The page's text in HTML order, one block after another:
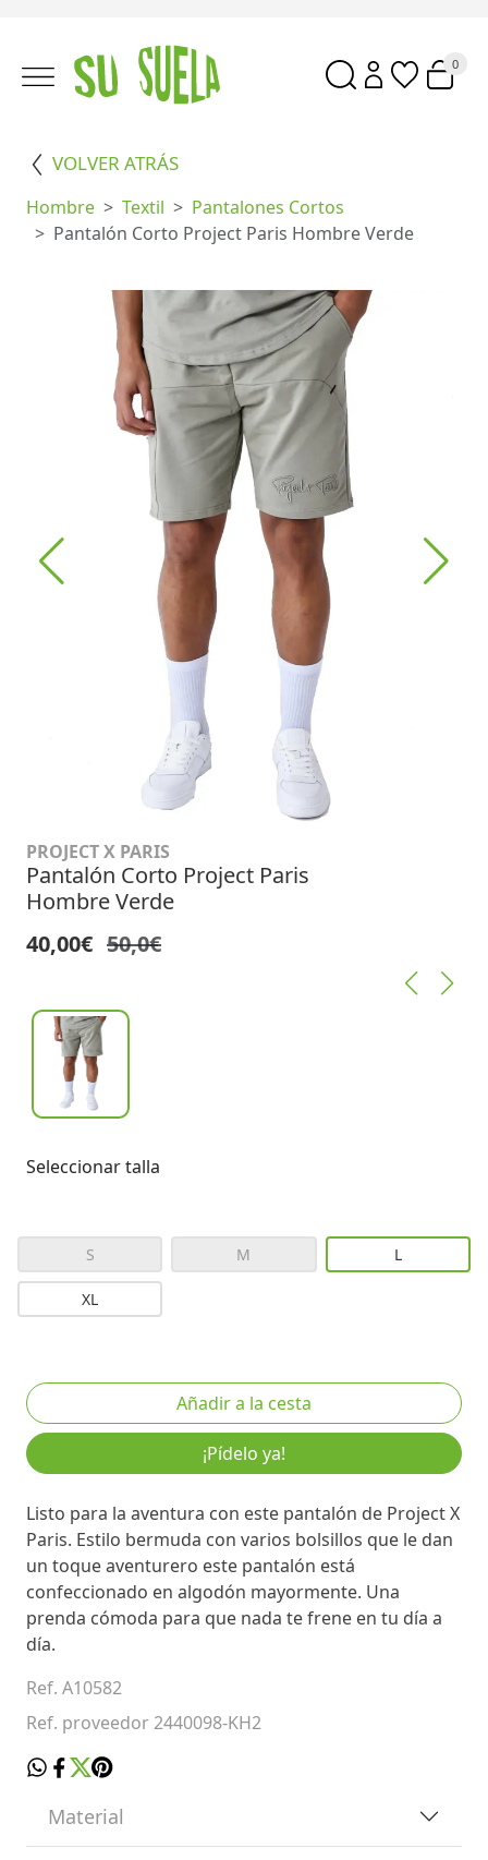
0
VOLVER ATRÁS
Hombre Textil
Pantalones Cortos
Pantalón Corto Project Paris Hombre Verde
PROJECT X PARIS
Pantalón Corto Project Paris
Hombre Verde
40,00€ 50,0€
Seleccionar talla
S M L
XL
¡Pídelo ya!
Listo para la aventura con este pantalón de Project X
Paris. Estilo bermuda con varios bolsillos que le dan
un toque aventurero este pantalón está
confeccionado en algodón mayormente. Una
prenda cómoda para que nada te frene en tu día a
día.
Ref. A10582
Ref. proveedor 2440098-KH2
Material